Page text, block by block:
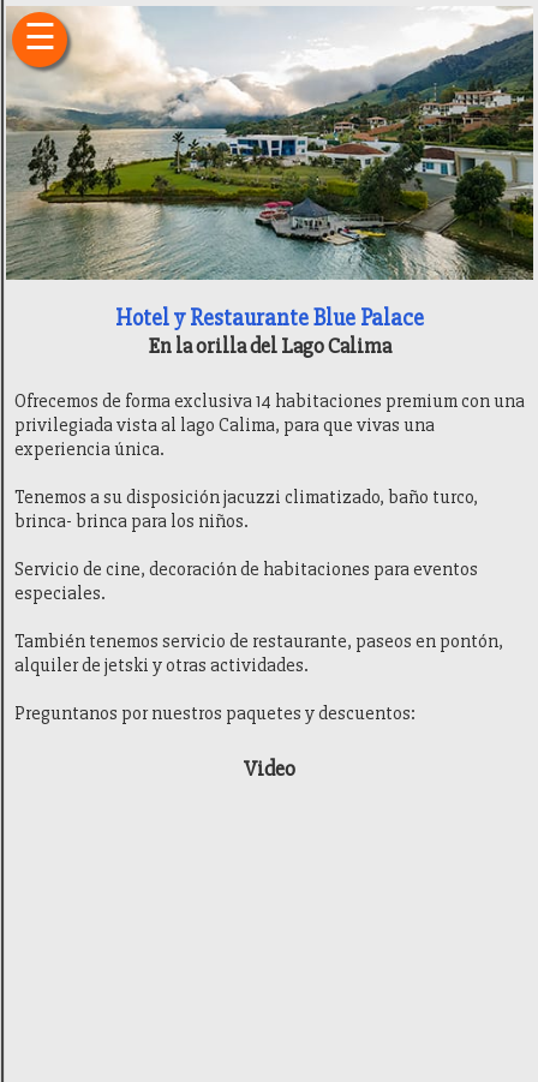
Hotel y Restaurante Blue Palace
En la orilla del Lago Calima
Ofrecemos de forma exclusiva 14 habitaciones premium con una
privilegiada vista al lago Calima, para que vivas una
experiencia única.
Tenemos a su disposición jacuzzi climatizado, baño turco,
brinca- brinca para los niños.
Servicio de cine, decoración de habitaciones para eventos
especiales.
También tenemos servicio de restaurante, paseos en pontón,
alquiler de jetski y otras actividades.
Preguntanos por nuestros paquetes y descuentos:
Video
☰
×
Fincas
Hoteles
Camping
Restaurantes
Entretenimiento
Deportes
Sitios
Ubicación
Historia
Recomendaciones
Generalidades